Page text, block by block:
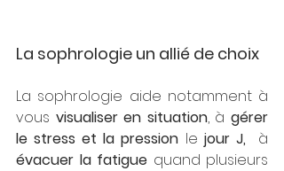
La sophrologie un allié de choix
La sophrologie aide notamment à
vous visualiser en situation, à gérer
le stress et la pression le jour J,
évacuer la fatigue quand plusieurs